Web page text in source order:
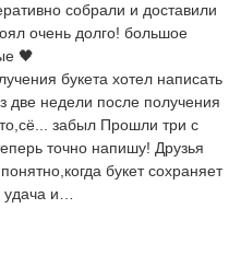
собрали и доставили
очень долго! большое
🖤
букета хотел написать
две недели после получения
забыл Прошли три с
точно напишу! Друзья
букет сохраняет
и…